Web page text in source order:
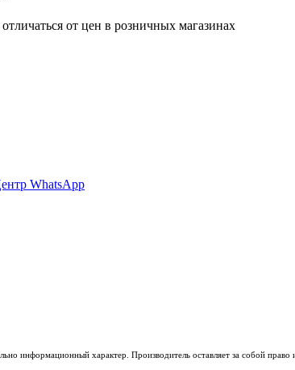
от цен в розничных магазинах
характер. Производитель оставляет за собой право